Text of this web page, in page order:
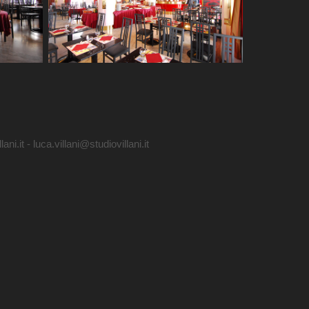
- luca.villani@studiovillani.it